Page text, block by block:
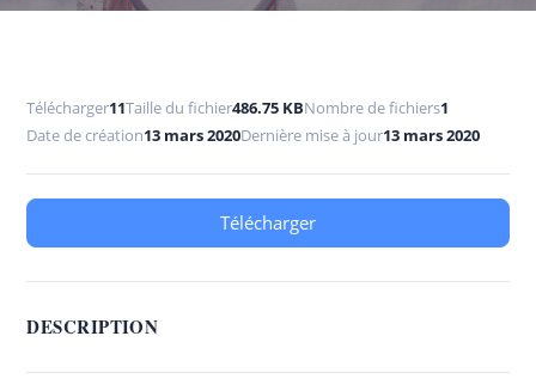
Télécharger11Taille du fichier486.75 KBNombre de fichiers1
Date de création13 mars 2020Dernière mise à jour13 mars 2020
Télécharger
DESCRIPTION